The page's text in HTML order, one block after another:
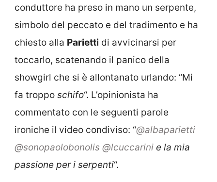
conduttore ha preso in mano un serpente,
simbolo del peccato e del tradimento e ha
chiesto alla Parietti di avvicinarsi per
toccarlo, scatenando il panico della
showgirl che si è allontanato urlando: “Mi
fa troppo schifo“. L’opinionista ha
commentato con le seguenti parole
ironiche il video condiviso: “@albaparietti
@sonopaolobonolis @lcuccarini e la mia
passione per i serpenti“.